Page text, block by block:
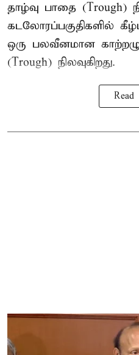
தாழ்வு பாதை (Trough)
கடலோரப்பகுதிகளில்
ஒரு பலவீனமான
(Trough) நிலவுகிறது.
Read